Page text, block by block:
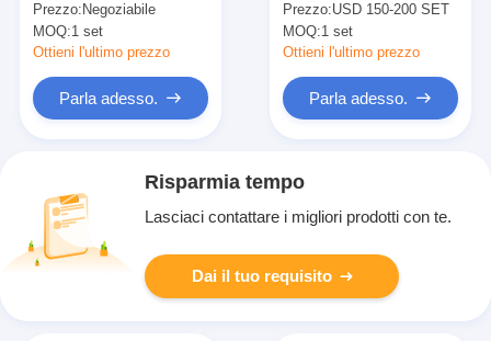
sicurezza di
scivolamento apri
automatico del
Prezzo: Negoziabile
MOQ:1 set
Ottieni l'ultimo prezzo
Parla adesso.
portone di
scivolamento della
serra
Prezzo:USD 150-200 SET
MOQ:1 set
Ottieni l'ultimo prezzo
Parla adesso.
Risparmia tempo
Lasciaci contattare i migliori prodotti con te.
Dai il tuo requisito